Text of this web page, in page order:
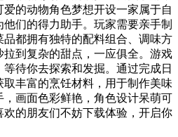
的动物角色梦想开设一家属于自
们的得力助手。玩家需要亲手制
都拥有独特的配料组合、调味方
到复杂的甜点，一应俱全。游戏
待你去探索和发掘。通过完成日
丰富的烹饪材料，用于制作美味
画面色彩鲜艳，角色设计呆萌可
的朋友们不妨下载体验，开启你